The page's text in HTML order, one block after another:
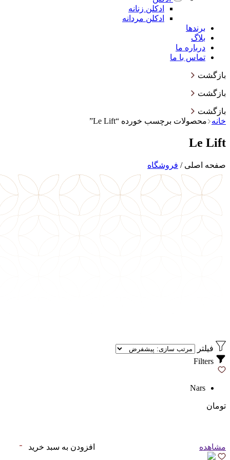
ادکلن زنانه
ادکلن مردانه
برندها
بلاگ
درباره ما
تماس با ما
بازگشت
بازگشت
بازگشت
خانه
محصولات برچسب خورده “Le Lift”
Le Lift
صفحه اصلی / فروشگاه
فیلتر
Nars
تومان
مشاهده افزودن به سبد خرید